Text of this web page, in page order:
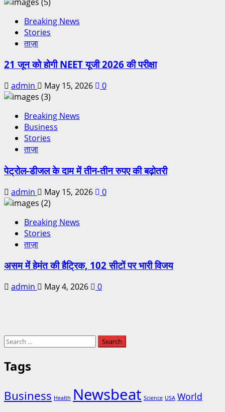
Breaking News
Stories
ताज़ा
21 जून को होगी NEET यूजी 2026 की परीक्षा
admin May 15, 2026 0
Breaking News
Business
Stories
ताज़ा
पेट्रोल-डीजल के दाम में तीन-तीन रुपए की बढ़ोतरी
admin May 15, 2026 0
Breaking News
Stories
ताज़ा
असम में हेमंत की हैट्रिक, 102 सीटों पर भारी विजय
admin May 4, 2026 0
Tags
Business Health Newsbeat Science USA World